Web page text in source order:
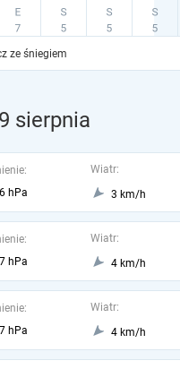
ze śniegiem
sierpnia
hPa
Wiatr:
3 km/h
hPa
Wiatr:
4 km/h
hPa
Wiatr:
4 km/h